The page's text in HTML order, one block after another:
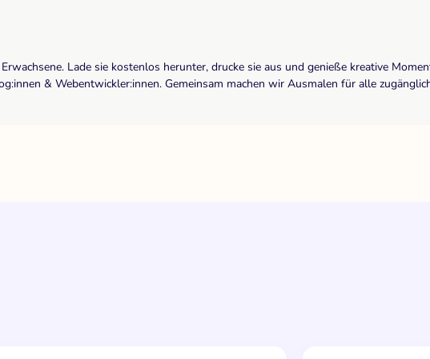
Lade sie kostenlos herunter, drucke sie aus und genieße kreative
& Webentwickler:innen. Gemeinsam machen wir Ausmalen für alle